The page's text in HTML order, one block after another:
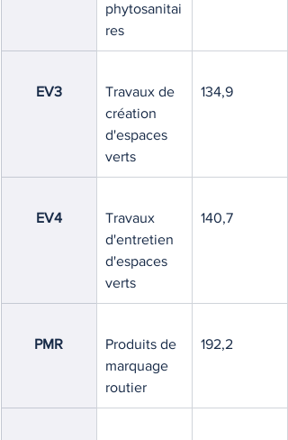
phytosanitai
res
EV3
Travaux de
création
d'espaces
verts
134,9
EV4
Travaux
d'entretien
d'espaces
verts
140,7
PMR
Produits de
marquage
routier
192,2